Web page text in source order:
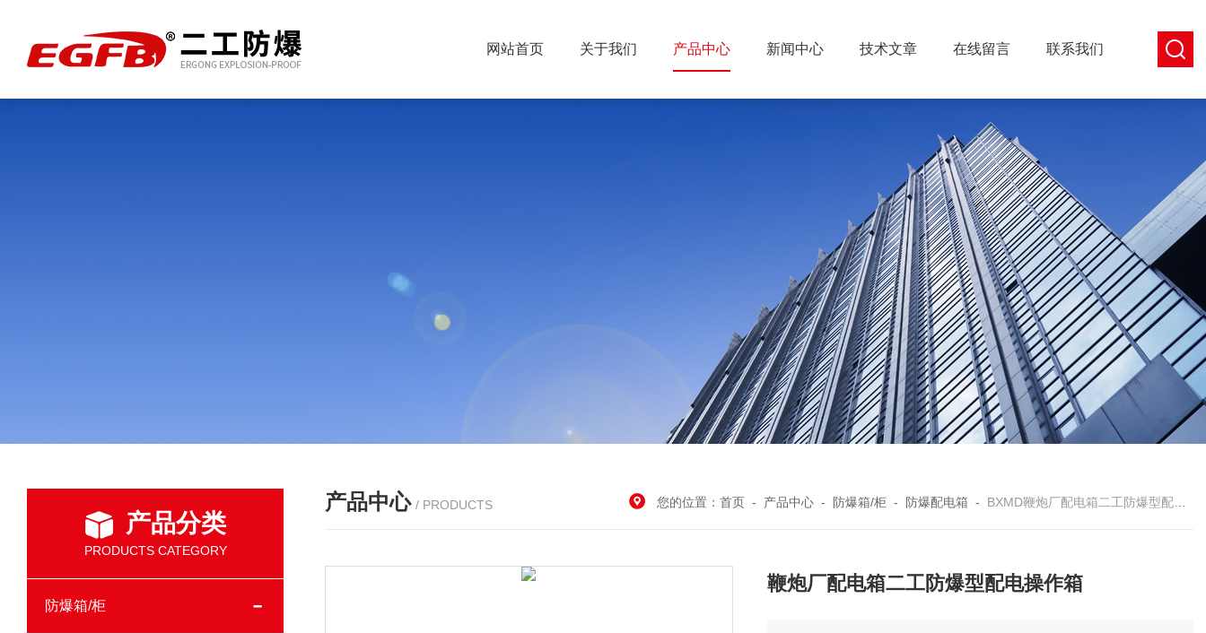
网站首页 关于我们 产品中心 新闻中心 技术文章 在线留言 联系我们
产品分类
PRODUCTS CATEGORY
防爆箱/柜
产品中心 / PRODUCTS 您的位置：首页 - 产品中心 - 防爆箱/柜 - 防爆配电箱 - BXMD鞭炮厂配电箱二工防爆型配电操作箱
鞭炮厂配电箱二工防爆型配电操作箱